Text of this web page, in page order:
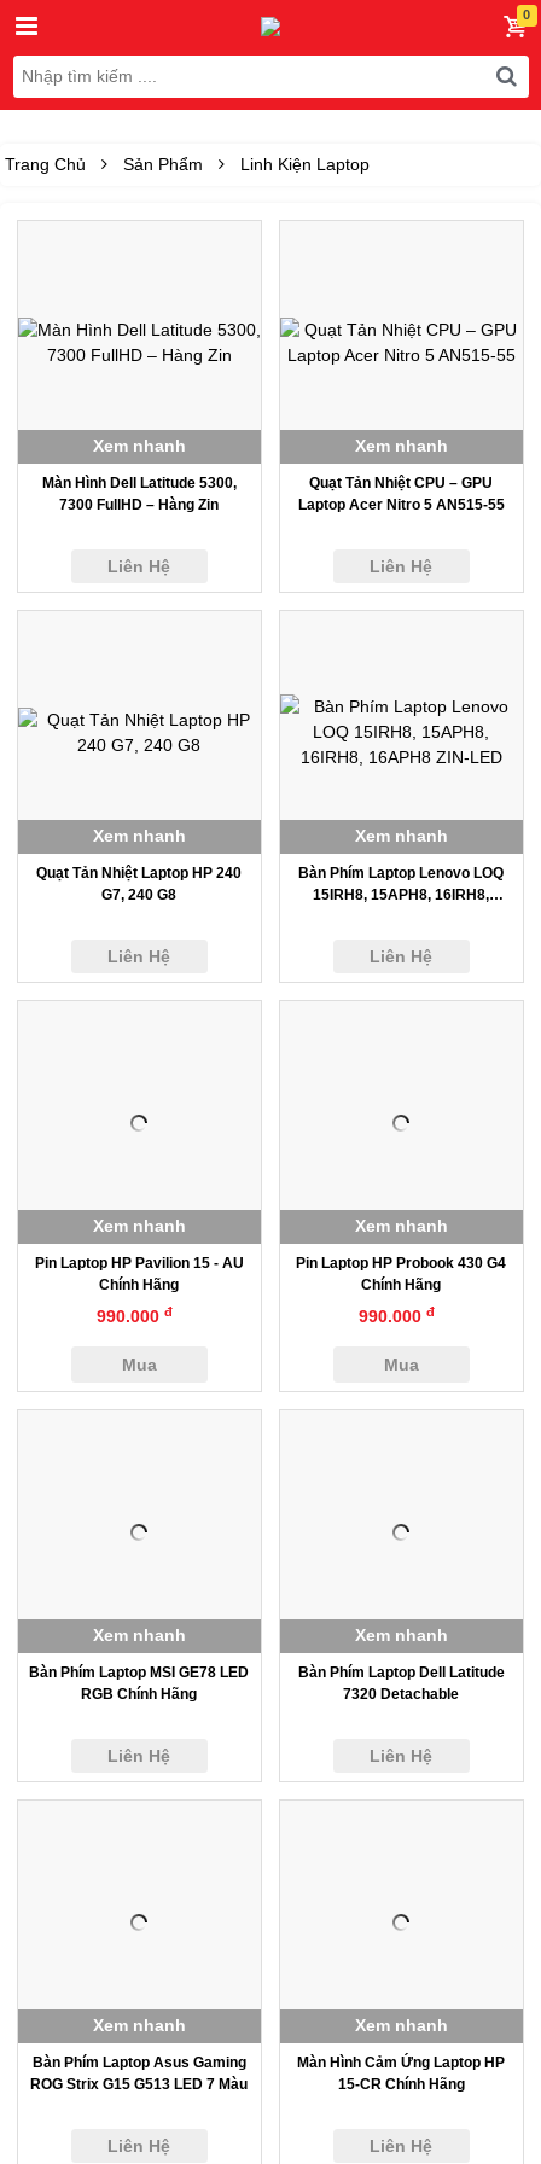
Trang Chủ Sản Phẩm Linh Kiện Laptop
Màn Hình Dell Latitude 5300,
7300 FullHD – Hàng Zin
Liên Hệ
Xem nhanh
Quạt Tản Nhiệt CPU – GPU
Laptop Acer Nitro 5 AN515-55
Liên Hệ
Xem nhanh
Quạt Tản Nhiệt Laptop HP 240
G7, 240 G8
Liên Hệ
Xem nhanh
Bàn Phím Laptop Lenovo LOQ
15IRH8, 15APH8, 16IRH8,
Liên Hệ
Xem nhanh
Pin Laptop HP Pavilion 15 - AU
Chính Hãng
990.000đ
Mua
Xem nhanh
Pin Laptop HP Probook 430 G4
Chính Hãng
990.000đ
Mua
Xem nhanh
Bàn Phím Laptop MSI GE78 LED
RGB Chính Hãng
Liên Hệ
Xem nhanh
Bàn Phím Laptop Dell Latitude
7320 Detachable
Liên Hệ
Xem nhanh
Bàn Phím Laptop Asus Gaming
ROG Strix G15 G513 LED 7 Màu
Liên Hệ
Xem nhanh
Màn Hình Cảm Ứng Laptop HP
15-CR Chính Hãng
Liên Hệ
Xem nhanh